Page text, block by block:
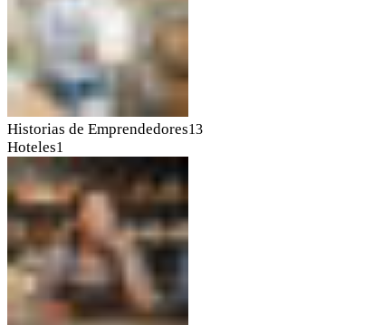
Historias de Emprendedores13
Hoteles1